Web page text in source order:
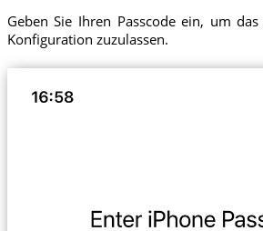
Geben Sie Ihren Passcode ein, um
Konfiguration zuzulassen.